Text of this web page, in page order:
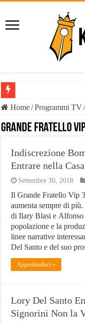
Il Diavolo: chi è davvero
È vero il patrimonio del
Pasta Busiate: il
Philip Watch uomo, tutti
Derattizzazioni Enna: il
Orologio più costoso al
Villaggio Peschici:
Network Marketing
Home/Programmi TV
Grande Fratello
Indiscrezione
Entrare nella
Settembre 30, 2018
Il Grande Fratello Vip
aumenta sempre di
di Ilary Blasi e Alfonso
popolazione e la
linee narrative
Del Santo e del suo
Approfondisci »
Lory Del Santo
Signorini Non la